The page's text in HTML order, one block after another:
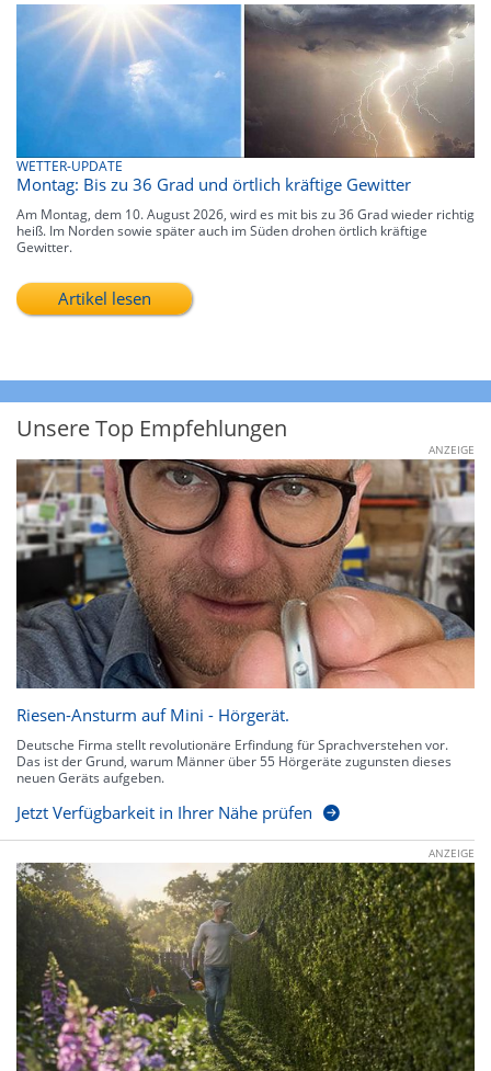
WETTER-UPDATE
Montag: Bis zu 36 Grad und örtlich kräftige Gewitter
Am Montag, dem 10. August 2026, wird es mit bis zu 36 Grad wieder richtig
heiß. Im Norden sowie später auch im Süden drohen örtlich kräftige
Gewitter.
Artikel lesen
Unsere Top Empfehlungen
ANZEIGE
Riesen-Ansturm auf Mini - Hörgerät.
Deutsche Firma stellt revolutionäre Erfindung für Sprachverstehen vor.
Das ist der Grund, warum Männer über 55 Hörgeräte zugunsten dieses
neuen Geräts aufgeben.
Jetzt Verfügbarkeit in Ihrer Nähe prüfen
ANZEIGE